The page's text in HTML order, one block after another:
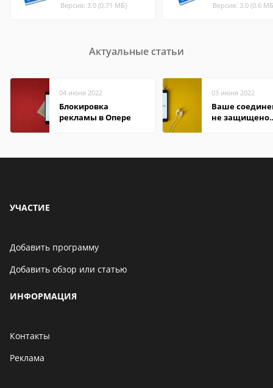
Версия: 3.0 (0.71 МБ) Версия: 3.0 (0.6
Актуальные статьи
04 июня 2022
Блокировка
рекламы в Опере
03 июня 2022
Ваше
не защищено
УЧАСТИЕ
Добавить программу
Добавить обзор или статью
ИНФОРМАЦИЯ
Контакты
Реклама